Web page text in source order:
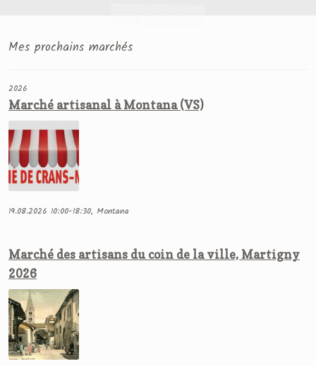
Mes prochains marchés
2026
Marché artisanal à Montana (VS)
19.08.2026 10:00-18:30, Montana
Marché des artisans du coin de la ville, Martigny
2026